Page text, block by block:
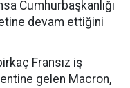
Cumhurbaşkanlığı
devam ettiğini
Fransız iş
gelen Macron,